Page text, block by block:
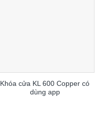
Khóa cửa KL 600 Copper có
dùng app